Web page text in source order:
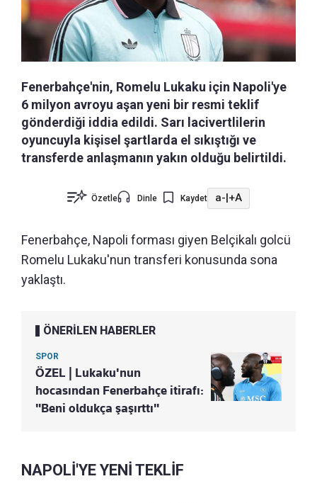
Fenerbahçe'nin, Romelu Lukaku için Napoli'ye
6 milyon avroyu aşan yeni bir resmi teklif
gönderdiği iddia edildi. Sarı lacivertlilerin
oyuncuyla kişisel şartlarda el sıkıştığı ve
transferde anlaşmanın yakın olduğu belirtildi.
Özetle Dinle Kaydet a-|+A
Fenerbahçe, Napoli forması giyen Belçikalı golcü
Romelu Lukaku'nun transferi konusunda sona
yaklaştı.
ÖNERİLEN HABERLER
SPOR
ÖZEL | Lukaku'nun
hocasından Fenerbahçe itirafı:
"Beni oldukça şaşırttı"
NAPOLİ'YE YENİ TEKLİF